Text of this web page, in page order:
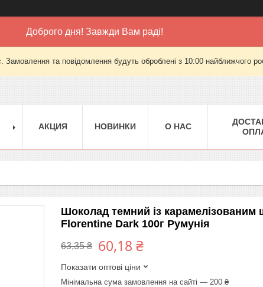
Доброго дня! Завжди Вам раді!
Замовлення та повідомлення будуть оброблені з 10:00 найближчого
АКЦИЯ НОВИНКИ О НАС
Шоколад темний із
Florentine Dark 100г Румунія
63,35 ₴ 60,18 ₴
Показати оптові ціни
Мінімальна сума замовлення на сайті — 200 ₴